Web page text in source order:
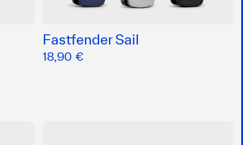
Fastfender Sail
18,90 €